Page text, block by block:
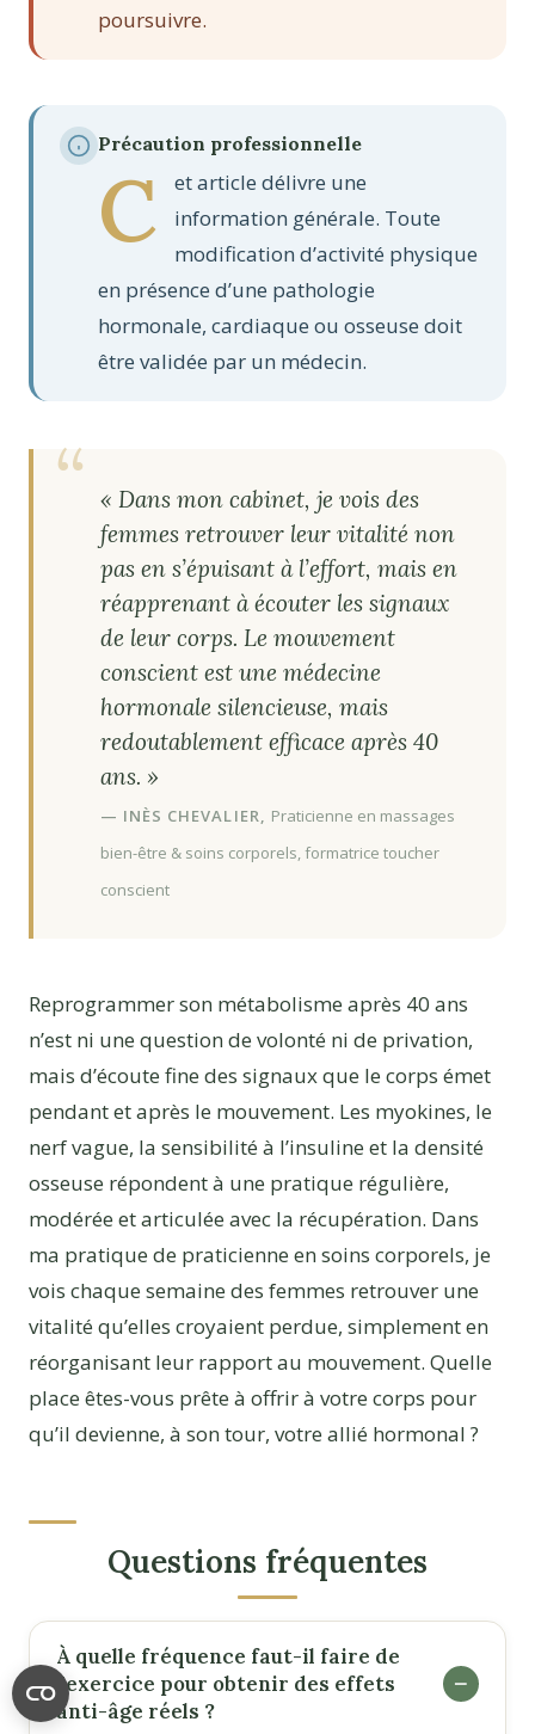
poursuivre.
Précaution professionnelle
C
et article délivre une
information générale. Toute
modification d’activité physique
en présence d’une pathologie
hormonale, cardiaque ou osseuse doit
être validée par un médecin.
« Dans mon cabinet, je vois des
femmes retrouver leur vitalité non
pas en s’épuisant à l’effort, mais en
réapprenant à écouter les signaux
de leur corps. Le mouvement
conscient est une médecine
hormonale silencieuse, mais
redoutablement efficace après 40
ans. »
— INÈS CHEVALIER, Praticienne en massages
bien-être & soins corporels, formatrice toucher
conscient
Reprogrammer son métabolisme après 40 ans
n’est ni une question de volonté ni de privation,
mais d’écoute fine des signaux que le corps émet
pendant et après le mouvement. Les myokines, le
nerf vague, la sensibilité à l’insuline et la densité
osseuse répondent à une pratique régulière,
modérée et articulée avec la récupération. Dans
ma pratique de praticienne en soins corporels, je
vois chaque semaine des femmes retrouver une
vitalité qu’elles croyaient perdue, simplement en
réorganisant leur rapport au mouvement. Quelle
place êtes-vous prête à offrir à votre corps pour
qu’il devienne, à son tour, votre allié hormonal ?
Questions fréquentes
À quelle fréquence faut-il faire de
l'exercice pour obtenir des effets
anti-âge réels ?